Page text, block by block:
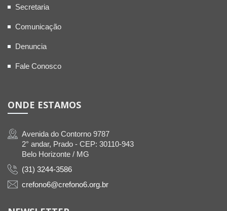
Secretaria
Comunicação
Denuncia
Fale Conosco
ONDE ESTAMOS
Avenida do Contorno 9787
2° andar, Prado - CEP: 30110-943
Belo Horizonte / MG
(31) 3244-3586
crefono6@crefono6.org.br